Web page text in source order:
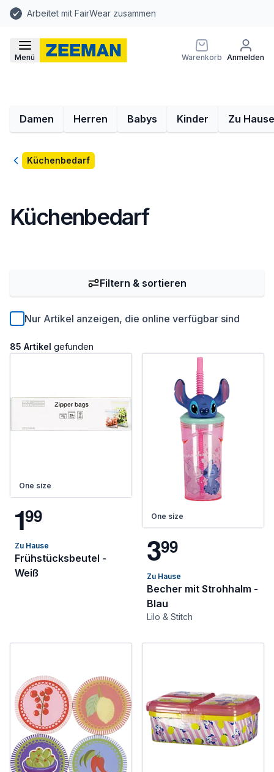
Arbeitet mit FairWear zusammen
Menü Warenkorb Anmelden
Damen Herren Babys Kinder Zu Hause
ZurückKüchenbedarf
Küchenbedarf
Nur Artikel anzeigen, die online verfügbar sind
85 Artikel gefunden
Filtern & sortieren
One size
199
Zu Hause
Frühstücksbeutel -
Weiß
One size
399
Zu Hause
Becher mit Strohhalm -
Blau
Lilo & Stitch